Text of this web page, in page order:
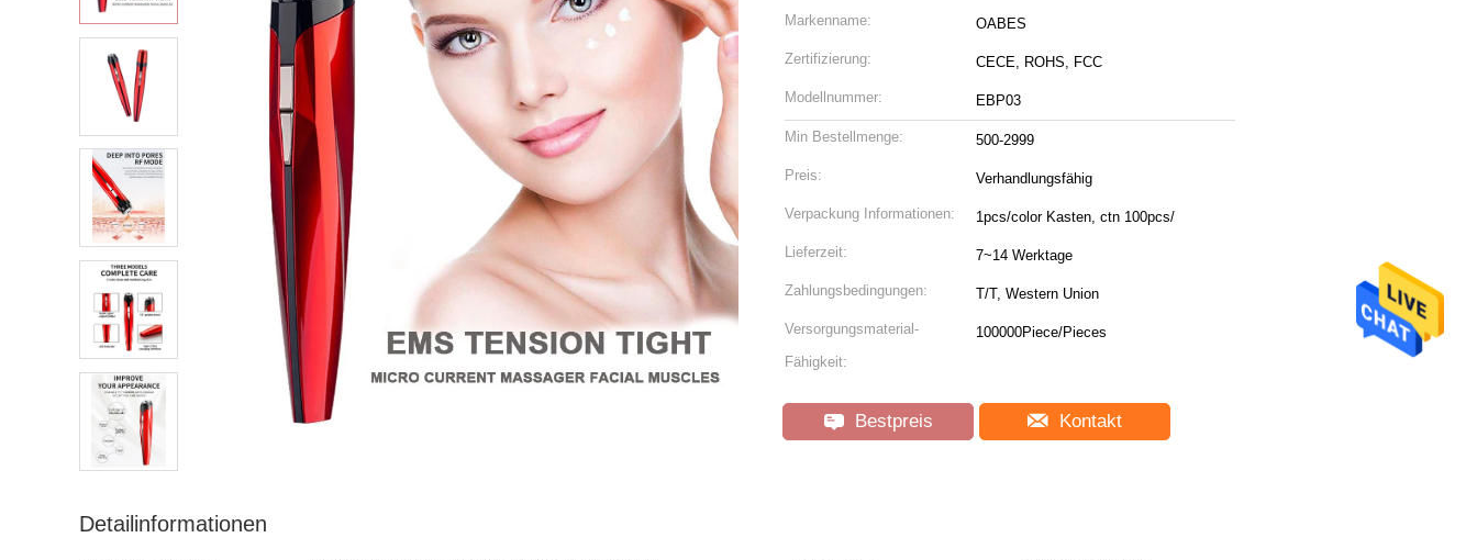
Markenname: OABES
Zertifizierung: CECE, ROHS, FCC
Modellnummer: EBP03
Min Bestellmenge: 500-2999
Preis: Verhandlungsfähig
Verpackung Informationen: 1pcs/color Kasten, ctn 100pcs/
Lieferzeit: 7~14 Werktage
Zahlungsbedingungen: T/T, Western Union
Versorgungsmaterial-
Fähigkeit:
100000Piece/Pieces
Bestpreis Kontakt
Detailinformationen